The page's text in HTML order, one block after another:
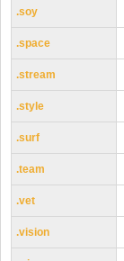
.soy
.space
.stream
.style
.surf
.team
.vet
.vision